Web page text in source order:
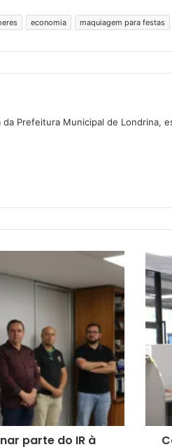
economia maquiagem para festas
Prefeitura Municipal de Londrina,
parte do IR à